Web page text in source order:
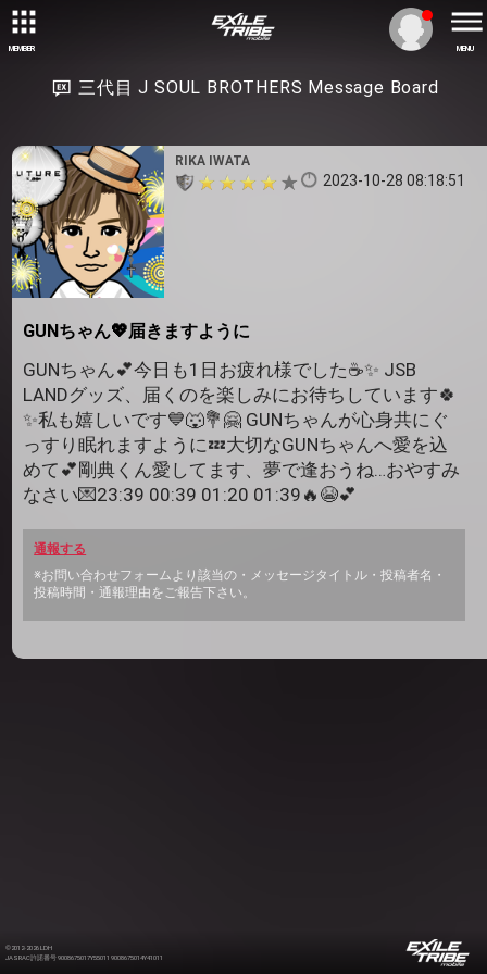
MEMBER MENU
三代目 J SOUL BROTHERS Message Board
RIKA IWATA
2023-10-28 08:18:51
GUNちゃん💖届きますように
GUNちゃん💕今日も1日お疲れ様でした☕✨ JSB
LANDグッズ、届くのを楽しみにお待ちしています🍀
✨私も嬉しいです💙🐺💐🤗 GUNちゃんが心身共にぐ
っすり眠れますように💤大切なGUNちゃんへ愛を込
めて💕剛典くん愛してます、夢で逢おうね…おやすみ
なさい💌23:39 00:39 01:20 01:39🔥😭💕
通報する
※お問い合わせフォームより該当の・メッセージタイトル・投稿者名・
投稿時間・通報理由をご報告下さい。
©2012-2026 LDH
JASRAC許諾番号 9008675017Y55011 9008675014Y41011